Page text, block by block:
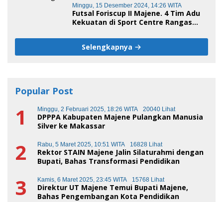
Minggu, 15 Desember 2024, 14:26 WITA
Futsal Foriscup II Majene. 4 Tim Adu
Kekuatan di Sport Centre Rangas
Selengkapnya
Popular Post
1 Minggu, 2 Februari 2025, 18:26 WITA 20040 Lihat
DPPPA Kabupaten Majene Pulangkan Manusia
Silver ke Makassar
2 Rabu, 5 Maret 2025, 10:51 WITA 16828 Lihat
Rektor STAIN Majene Jalin Silaturahmi dengan
Bupati, Bahas Transformasi Pendidikan
3 Kamis, 6 Maret 2025, 23:45 WITA 15768 Lihat
Direktur UT Majene Temui Bupati Majene,
Bahas Pengembangan Kota Pendidikan